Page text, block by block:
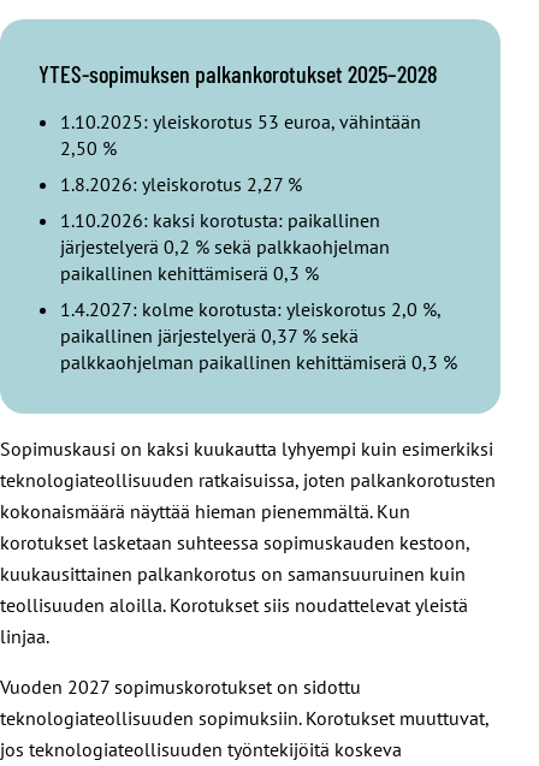
YTES-sopimuksen palkankorotukset 2025–2028
1.10.2025: yleiskorotus 53 euroa, vähintään
2,50 %
1.8.2026: yleiskorotus 2,27 %
1.10.2026: kaksi korotusta: paikallinen
järjestelyerä 0,2 % sekä palkkaohjelman
paikallinen kehittämiserä 0,3 %
1.4.2027: kolme korotusta: yleiskorotus 2,0 %,
paikallinen järjestelyerä 0,37 % sekä
palkkaohjelman paikallinen kehittämiserä 0,3 %
Sopimuskausi on kaksi kuukautta lyhyempi kuin esimerkiksi
teknologiateollisuuden ratkaisuissa, joten palkankorotusten
kokonaismäärä näyttää hieman pienemmältä. Kun
korotukset lasketaan suhteessa sopimuskauden kestoon,
kuukausittainen palkankorotus on samansuuruinen kuin
teollisuuden aloilla. Korotukset siis noudattelevat yleistä
linjaa.
Vuoden 2027 sopimuskorotukset on sidottu
teknologiateollisuuden sopimuksiin. Korotukset muuttuvat,
jos teknologiateollisuuden työntekijöitä koskeva